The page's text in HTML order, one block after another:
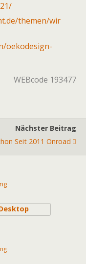
themen/wir
oekodesign-
WEBcode 193477
Nächster Beitrag
Seit 2011 Onroad